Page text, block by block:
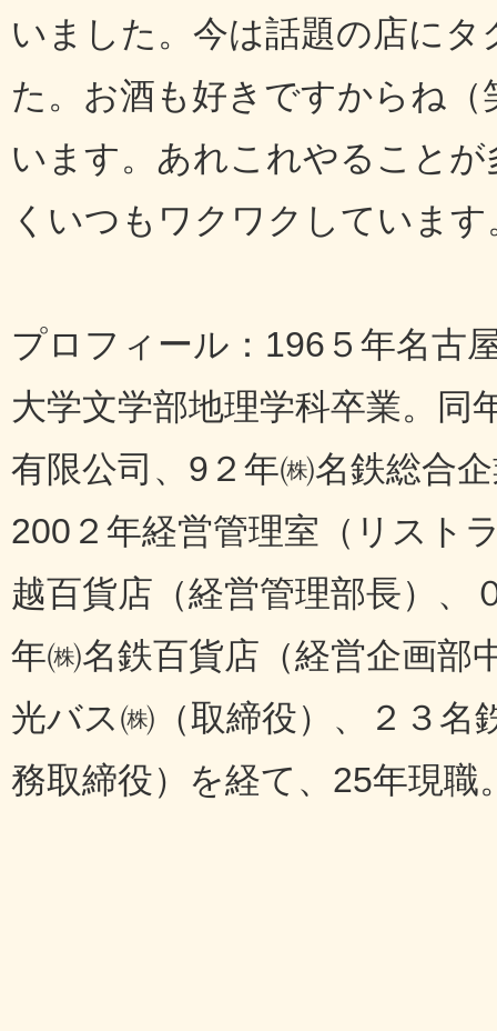
いました。今は話題の店に
た。お酒も好きですからね
います。あれこれやること
くいつもワクワクしています
プロフィール：196５年名古
大学文学部地理学科卒業。同
有限公司、9２年㈱名鉄総合
200２年経営管理室（リスト
越百貨店（経営管理部長）、
年㈱名鉄百貨店（経営企画部
光バス㈱（取締役）、２３
務取締役）を経て、25年現職